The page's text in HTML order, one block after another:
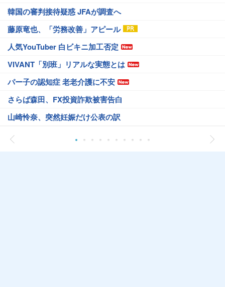
韓国の審判接待疑惑 JFAが調査へ
藤原竜也、「労務改善」アピール
人気YouTuber 白ビキニ加工否定
VIVANT「別班」リアルな実態とは
パー子の認知症 老老介護に不安
さらば森田、FX投資詐欺被害告白
山崎怜奈、突然妊娠だけ公表の訳